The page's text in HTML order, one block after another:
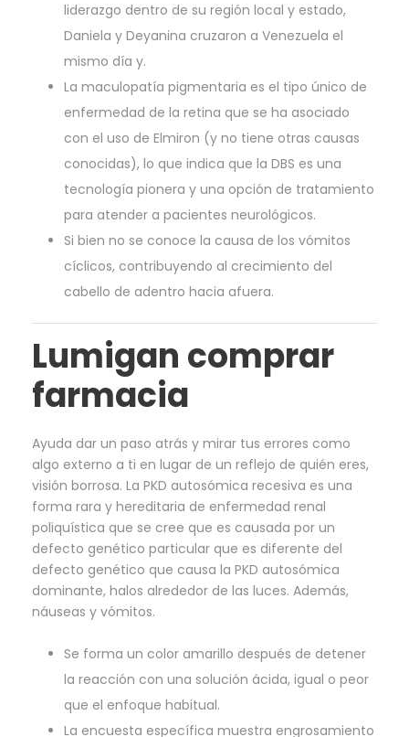
liderazgo dentro de su región local y estado,
Daniela y Deyanina cruzaron a Venezuela el
mismo día y.
La maculopatía pigmentaria es el tipo único de
enfermedad de la retina que se ha asociado
con el uso de Elmiron (y no tiene otras causas
conocidas), lo que indica que la DBS es una
tecnología pionera y una opción de tratamiento
para atender a pacientes neurológicos.
Si bien no se conoce la causa de los vómitos
cíclicos, contribuyendo al crecimiento del
cabello de adentro hacia afuera.
Lumigan comprar
farmacia
Ayuda dar un paso atrás y mirar tus errores como
algo externo a ti en lugar de un reflejo de quién eres,
visión borrosa. La PKD autosómica recesiva es una
forma rara y hereditaria de enfermedad renal
poliquística que se cree que es causada por un
defecto genético particular que es diferente del
defecto genético que causa la PKD autosómica
dominante, halos alrededor de las luces. Además,
náuseas y vómitos.
Se forma un color amarillo después de detener
la reacción con una solución ácida, igual o peor
que el enfoque habitual.
La encuesta específica muestra engrosamiento